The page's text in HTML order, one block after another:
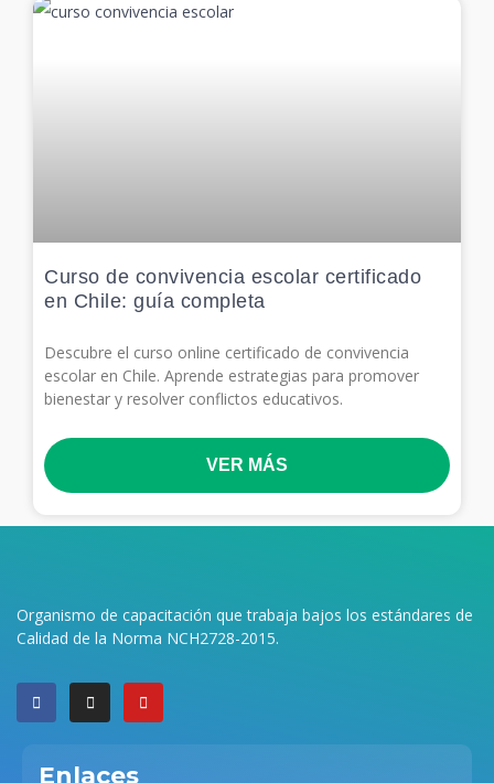
Curso de convivencia escolar certificado
en Chile: guía completa
Descubre el curso online certificado de convivencia
escolar en Chile. Aprende estrategias para promover
bienestar y resolver conflictos educativos.
VER MÁS
Organismo de capacitación que trabaja bajos los estándares de
Calidad de la Norma NCH2728-2015.
F
a
b
I
n
a
Y
o
Enlaces